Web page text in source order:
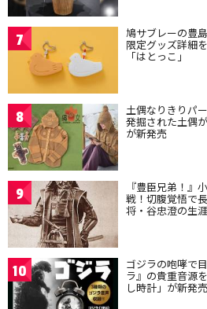
7 鳩サブレーの豊
限定グッズ詳細
「はとっこ」
8 土偶なりきりパ
発掘された土偶
が新発売
9 『豊臣兄弟！』
戦！切腹覚悟で
将・谷忠澄の生涯
10 ゴジラの咆哮で
ラ』の貴重音源
し時計」が新発売